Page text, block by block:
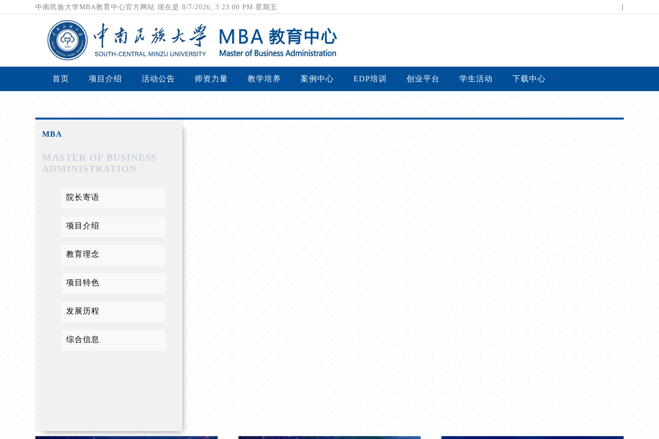
中南民族大学MBA教育中心官方网站 现在是 8/7/2026, 3:23:01 PM 星期五
首页 项目介绍 活动公告 师资力量 教学培养 案例中心 EDP培训 创业平台 学生活动 下载中心
MBA
MASTER OF BUSINESS
ADMINISTRATION
院长寄语
项目介绍
教育理念
项目特色
发展历程
综合信息